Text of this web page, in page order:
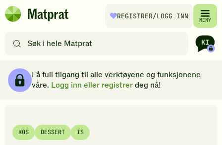
Hopp til hovedinnhold
Matprat
REGISTRER/LOGG INN MENY
etter
filtre
Få full tilgang til alle verktøyene og funksjonene
våre. Logg inn eller registrerdeg nå!
KOS DESSERT IS